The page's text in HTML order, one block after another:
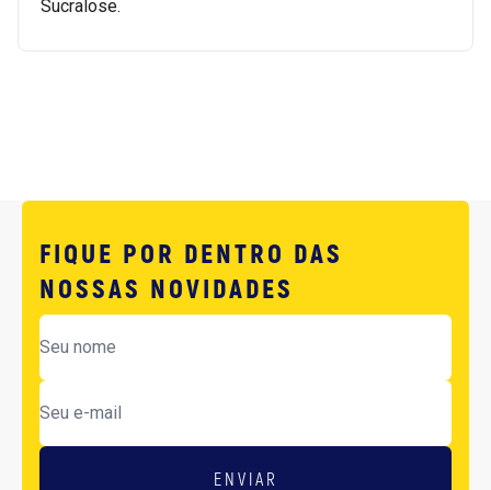
Sucralose.
FIQUE POR DENTRO DAS
NOSSAS NOVIDADES
ENVIAR